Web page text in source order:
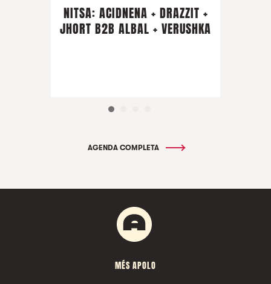
NITSA: ACIDNENA + DRAZZIT +
JHORT B2B ALBAL + VERUSHKA
AGENDA COMPLETA
MÉS APOLO